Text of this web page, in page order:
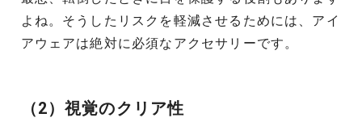
よね。そうしたリスクを軽減させるためには、アイ
アウェアは絶対に必須なアクセサリーです。
（2）視覚のクリア性